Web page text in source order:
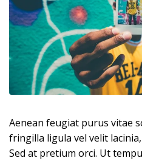
Aenean feugiat purus vitae
fringilla ligula vel velit
Sed at pretium orci. Ut